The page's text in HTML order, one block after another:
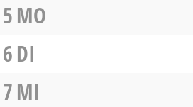
5MO
6DI
7MI